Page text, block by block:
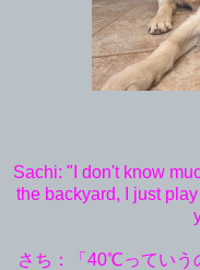
Sachi: "I don't know
the backyard, I just
さち：「40℃っていう